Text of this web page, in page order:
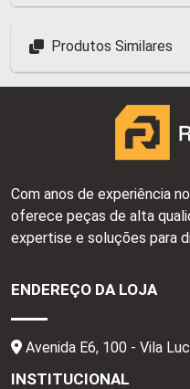
Produtos Similares
Com anos de experiência
oferece peças de alta
expertise e soluções para
ENDEREÇO DA LOJA
Avenida E6, 100 - Vila
INSTITUCIONAL